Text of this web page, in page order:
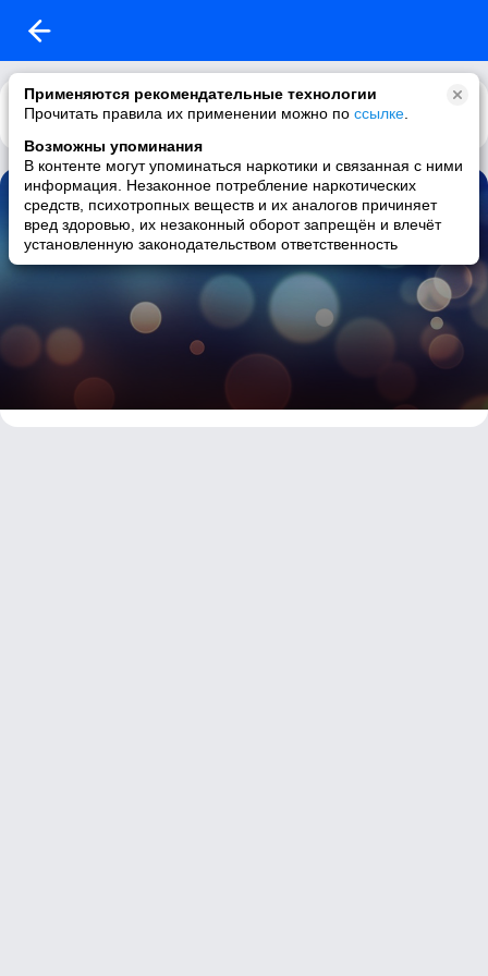
Применяются рекомендательные технологии
Прочитать правила их применении можно по ссылке
Возможны упоминания
В контенте могут упоминаться наркотики и связанная с ними
информация. Незаконное потребление наркотических
средств, психотропных веществ и их аналогов причиняет
вред здоровью, их незаконный оборот запрещён и влечёт
установленную законодательством ответственность
Каталог Рекомендации
Дарья Ваулина: Избранное
0 треков